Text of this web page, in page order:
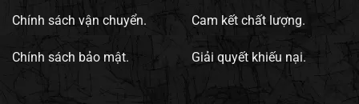
Chính sách vận chuyển.
Chính sách bảo mật.
Cam kết chất lượng.
Giải quyết khiếu nại.